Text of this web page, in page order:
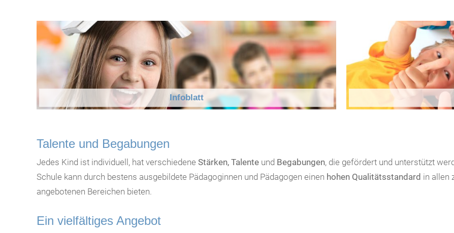
Infoblatt
Talente und Begabungen
Jedes Kind ist individuell, hat verschiedene Stärken, Talente und Begabungen, die gefördert und unterstützt
Schule kann durch bestens ausgebildete Pädagoginnen und Pädagogen einen hohen Qualitätsstandard in allen
angebotenen Bereichen bieten.
Ein vielfältiges Angebot